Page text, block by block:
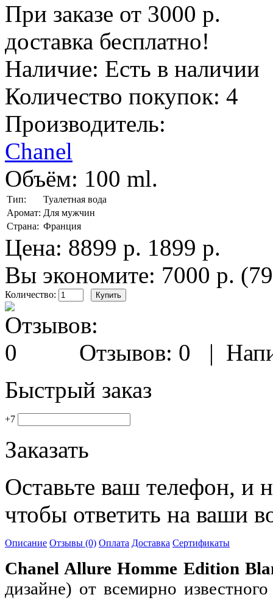
При заказе от 3000 р.
доставка бесплатно!
Наличие: Есть в наличии
Количество покупок: 4
Производитель:
Chanel
Объём: 100 ml.
Тип:
Туалетная вода
Аромат: Для мужчин
Страна: Франция
Цена: 8899 р. 1899 р.
Вы экономите: 7000 р.
Количество:
Отзывов: 0 |
Быстрый заказ
+7
Заказать
Оставьте ваш телефон, и
чтобы ответить на ваши
Описание Отзывы (0) Оплата Доставка Сертификаты
Chanel Allure Homme Edition
дизайне) от всемирно